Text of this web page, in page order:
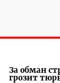
За обман
грозит